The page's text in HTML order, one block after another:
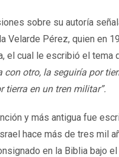
sobre su autoría
Velarde Pérez, quien en
el cual le escribió el tema
con otro, la seguiría por
tierra en un tren militar”.
y más antigua fue
hace más de tres mil
en la Biblia bajo